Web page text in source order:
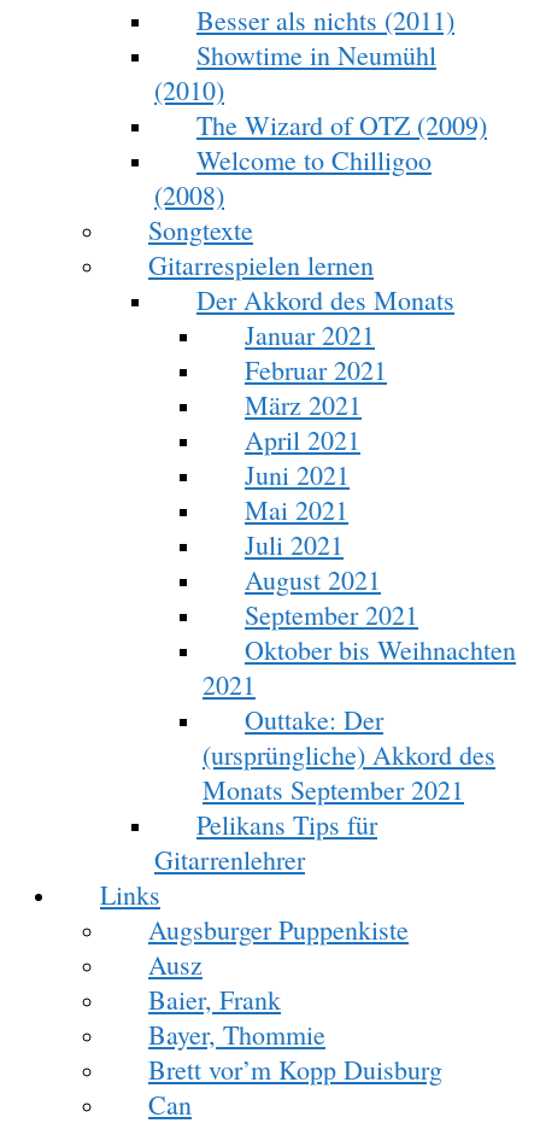
Besser als nichts (2011)
Showtime in Neumühl
(2010)
The Wizard of OTZ (2009)
Welcome to Chilligoo
(2008)
Songtexte
Gitarrespielen lernen
Der Akkord des Monats
Januar 2021
Februar 2021
März 2021
April 2021
Juni 2021
Mai 2021
Juli 2021
August 2021
September 2021
Oktober bis Weihnachten
2021
Outtake: Der
(ursprüngliche) Akkord des
Monats September 2021
Pelikans Tips für
Gitarrenlehrer
Links
Augsburger Puppenkiste
Ausz
Baier, Frank
Bayer, Thommie
Brett vor’m Kopp Duisburg
Can